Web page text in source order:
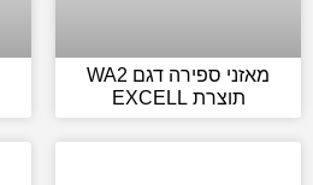
מאזני ספירה דגם WA2
תוצרת EXCELL